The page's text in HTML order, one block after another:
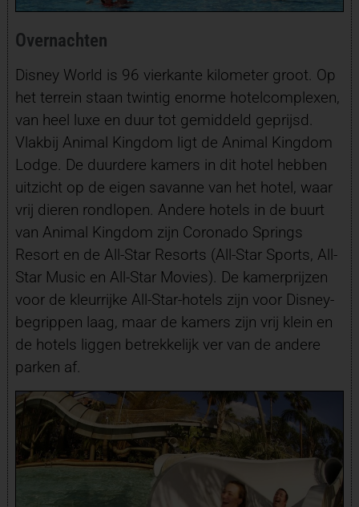
Overnachten
Disney World is 96 vierkante kilometer groot. Op
het terrein staan twintig enorme hotelcomplexen,
van heel luxe en duur tot gemiddeld geprijsd.
Vlakbij Animal Kingdom ligt de Animal Kingdom
Lodge. De duurdere kamers in dit hotel hebben
uitzicht op de eigen savanne van het hotel, waar
vrij dieren rondlopen. Andere hotels in de buurt
van Animal Kingdom zijn Coronado Springs
Resort en de All-Star Resorts (All-Star Sports, All-
Star Music en All-Star Movies). De kamerprijzen
voor de kleurrijke All-Star-hotels zijn voor Disney-
begrippen laag, maar de kamers zijn vrij klein en
de hotels liggen betrekkelijk ver van de andere
parken af.